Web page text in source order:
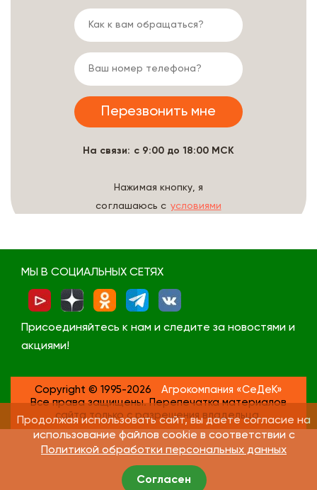
На связи: с 9:00 до 18:00 МСК
Нажимая кнопку, я
соглашаюсь с условиями
МЫ В СОЦИАЛЬНЫХ СЕТЯХ
Присоединяйтесь к нам и следите за новостями и
акциями!
Copyright © 1995-2026
Агрокомпания «СеДеК»
Все права защищены. Перепечатка материалов
сайта только с разрешения владельца.
Продолжая использовать сайт, вы даете согласие на
использование файлов cookie в соответствии с
Политикой обработки персональных данных
Согласен